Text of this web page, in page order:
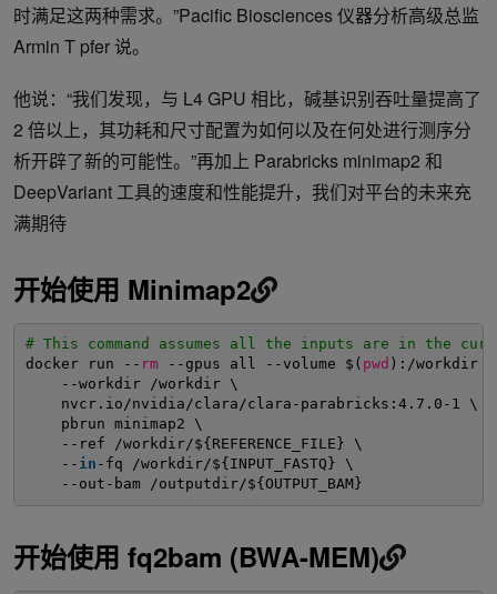
时满足这两种需求。”Pacific Biosciences 仪器分析高级总监
Armin T pfer 说。
他说：“我们发现，与 L4 GPU 相比，碱基识别吞吐量提高了
2 倍以上，其功耗和尺寸配置为如何以及在何处进行测序分
析开辟了新的可能性。”再加上 Parabricks minimap2 和
DeepVariant 工具的速度和性能提升，我们对平台的未来充
满期待
开始使用 Minimap2
# This command assumes all the inputs are in the
docker run -- rm --gpus all --volume $( pwd ): /workdir
--workdir /workdir
\
nvcr.io/nvidia/clara/clara-parabricks :4.7.0-1 \
pbrun minimap2 \
--ref /workdir/${REFERENCE_FILE} \
-- in -fq /workdir/${INPUT_FASTQ} \
--out-bam /outputdir/${OUTPUT_BAM}
开始使用 fq2bam (BWA-MEM)